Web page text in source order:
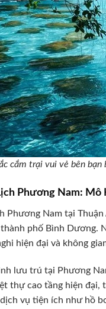
cắm trại vui vẻ bên bạn
Phương Nam:
Phương Nam tại
thành phố Bình Dương.
hiện đại và không
lưu trú tại Phương
thự cao tầng hiện đại,
vụ tiện ích như hồ